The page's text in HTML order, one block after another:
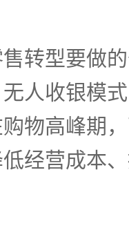
转型要做
人收银模
物高峰期
经营成本